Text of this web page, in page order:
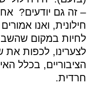
– זה גם יודעים?
חילונית, ואנו
לחיות במקום
לצערינו, לכפות
הציבוריים, בכלל
חרדית.